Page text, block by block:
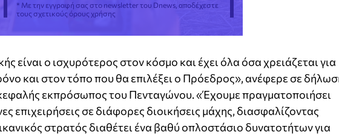
* Με την εγγραφή σας στο newsletter του Dnews, αποδέχεστε
τους σχετικούς όρους χρήσης
είναι ο ισχυρότερος στον κόσμο και έχει όλα όσα χρειάζεται για
και στον τόπο που θα επιλέξει ο Πρόεδρος», ανέφερε σε
εκπρόσωπος του Πενταγώνου. «Έχουμε πραγματοποιήσει
επιχειρήσεις σε διάφορες διοικήσεις μάχης, διασφαλίζοντας
στρατός διαθέτει ένα βαθύ οπλοστάσιο δυνατοτήτων για